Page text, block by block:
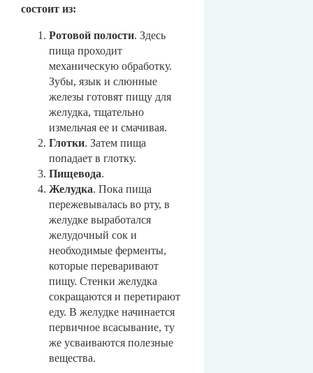
состоит из:
Ротовой полости. Здесь
пища проходит
механическую обработку.
Зубы, язык и слюнные
железы готовят пищу для
желудка, тщательно
измельчая ее и смачивая.
Глотки. Затем пища
попадает в глотку.
Пищевода.
Желудка. Пока пища
пережевывалась во рту, в
желудке выработался
желудочный сок и
необходимые ферменты,
которые переваривают
пищу. Стенки желудка
сокращаются и перетирают
еду. В желудке начинается
первичное всасывание, ту
же усваиваются полезные
вещества.